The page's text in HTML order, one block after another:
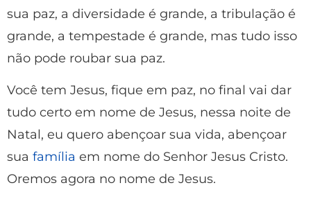
sua paz, a diversidade é grande, a tribulação é
grande, a tempestade é grande, mas tudo isso
não pode roubar sua paz.
Você tem Jesus, fique em paz, no final vai dar
tudo certo em nome de Jesus, nessa noite de
Natal, eu quero abençoar sua vida, abençoar
sua família em nome do Senhor Jesus Cristo.
Oremos agora no nome de Jesus.